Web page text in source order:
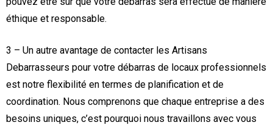
éthique et responsable.
3 – Un autre avantage de contacter les Artisans
Debarrasseurs pour votre débarras de locaux professionnels
est notre flexibilité en termes de planification et de
coordination. Nous comprenons que chaque entreprise a des
besoins uniques, c’est pourquoi nous travaillons avec vous